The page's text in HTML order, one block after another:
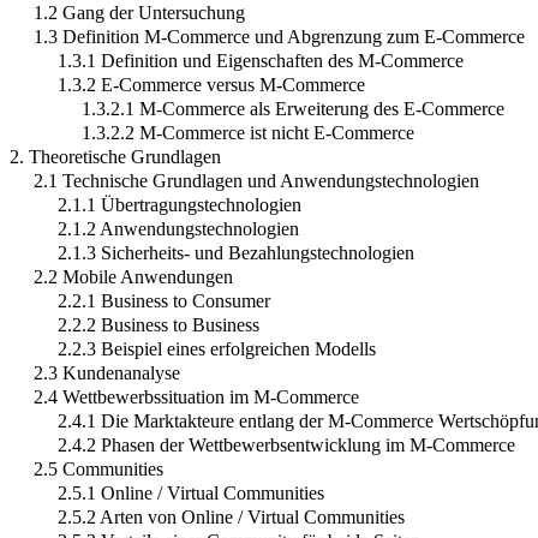
1.2 Gang der Untersuchung
1.3 Definition M-Commerce und Abgrenzung zum E-Commerce
1.3.1 Definition und Eigenschaften des M-Commerce
1.3.2 E-Commerce versus M-Commerce
1.3.2.1 M-Commerce als Erweiterung des E-Commerce
1.3.2.2 M-Commerce ist nicht E-Commerce
2. Theoretische Grundlagen
2.1 Technische Grundlagen und Anwendungstechnologien
2.1.1 Übertragungstechnologien
2.1.2 Anwendungstechnologien
2.1.3 Sicherheits- und Bezahlungstechnologien
2.2 Mobile Anwendungen
2.2.1 Business to Consumer
2.2.2 Business to Business
2.2.3 Beispiel eines erfolgreichen Modells
2.3 Kundenanalyse
2.4 Wettbewerbssituation im M-Commerce
2.4.1 Die Marktakteure entlang der M-Commerce
2.4.2 Phasen der Wettbewerbsentwicklung im M-Commerce
2.5 Communities
2.5.1 Online / Virtual Communities
2.5.2 Arten von Online / Virtual Communities